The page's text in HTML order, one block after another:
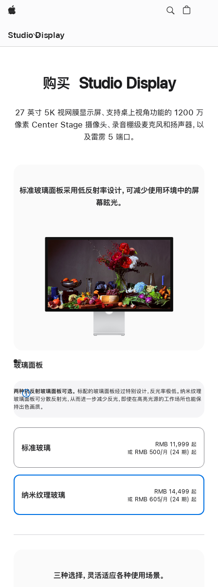
Apple
Studio Display
购买 Studio Display
27 英寸 5K 视网膜显示屏、支持桌上视角功能的 1200 万
像素 Center Stage 摄像头、录音棚级麦克风和扬声器，以
及雷雳 5 端口。
标准玻璃面板采用低反射率设计，可减少使用环境中的屏
幕眩光。
玻璃面板
两种抗反射玻璃面板可选。 标配的玻璃面板经过特别设计，反光率极低。纳米纹理
玻璃面板可分散反射光，从而进一步减少反光，即使在高亮光源的工作场所也能保
持出色画质。
展
开
标准玻璃 RMB 11,999 起
或 RMB 500/月 (24 期) 起
纳米纹理玻璃 RMB 14,499 起
或 RMB 605/月 (24 期) 起
三种选择，灵活适应各种使用场景。